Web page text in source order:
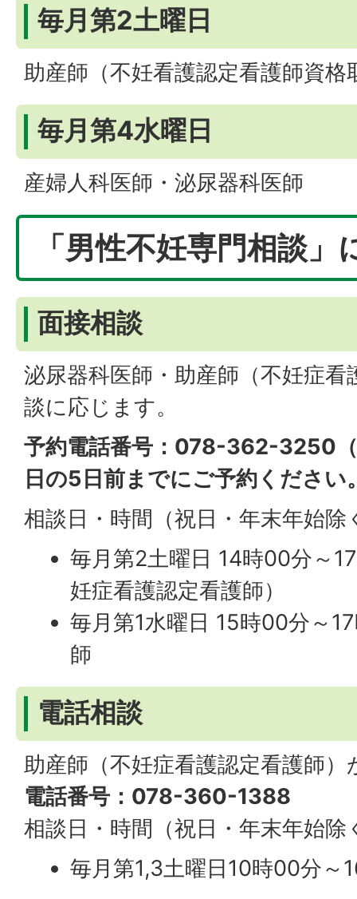
毎月第2土曜日
助産師（不妊看護認定看護師資格
毎月第4水曜日
産婦人科医師・泌尿器科医師
「男性不妊専門相談」
面接相談
泌尿器科医師・助産師（不妊症看
談に応じます。
予約電話番号：078-362-3250（
日の5日前までにご予約ください
相談日・時間（祝日・年末年始除
毎月第2土曜日 14時00分～
妊症看護認定看護師）
毎月第1水曜日 15時00分～
師
電話相談
助産師（不妊症看護認定看護師
電話番号：078-360-1388
相談日・時間（祝日・年末年始除
毎月第1,3土曜日10時00分～